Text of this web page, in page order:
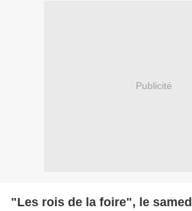
Publicité
"Les rois de la foire", le